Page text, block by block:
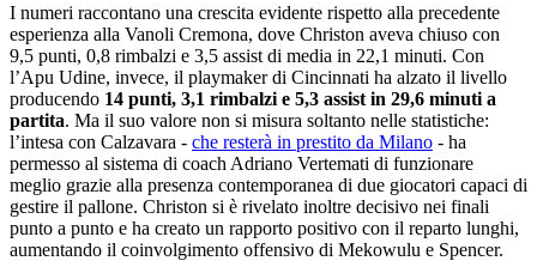
I numeri raccontano una crescita evidente rispetto alla precedente
esperienza alla Vanoli Cremona, dove Christon aveva chiuso con
9,5 punti, 0,8 rimbalzi e 3,5 assist di media in 22,1 minuti. Con
l’Apu Udine, invece, il playmaker di Cincinnati ha alzato il livello
producendo 14 punti, 3,1 rimbalzi e 5,3 assist in 29,6 minuti a
partita. Ma il suo valore non si misura soltanto nelle statistiche:
l’intesa con Calzavara - che resterà in prestito da Milano - ha
permesso al sistema di coach Adriano Vertemati di funzionare
meglio grazie alla presenza contemporanea di due giocatori capaci di
gestire il pallone. Christon si è rivelato inoltre decisivo nei finali
punto a punto e ha creato un rapporto positivo con il reparto lunghi,
aumentando il coinvolgimento offensivo di Mekowulu e Spencer.